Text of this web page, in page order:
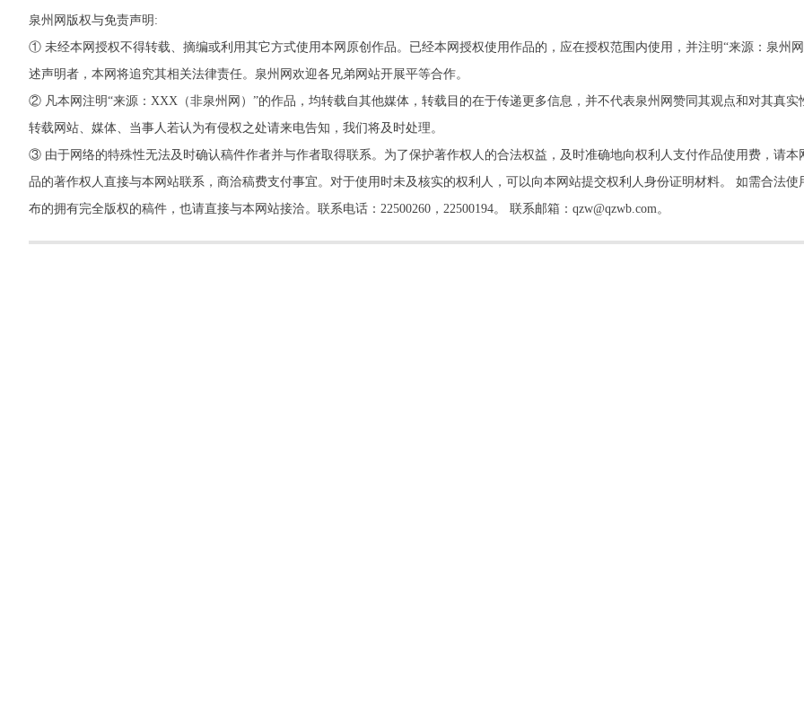
泉州网版权与免责声明:
① 未经本网授权不得转载、摘编或利用其它方式使用本网原创作品。已经本网授权使用作品的，应在授权范围内使用，并注明“来源：泉州
述声明者，本网将追究其相关法律责任。泉州网欢迎各兄弟网站开展平等合作。
② 凡本网注明“来源：XXX（非泉州网）”的作品，均转载自其他媒体，转载目的在于传递更多信息，并不代表泉州网赞同其观点和对其真实
转载网站、媒体、当事人若认为有侵权之处请来电告知，我们将及时处理。
③ 由于网络的特殊性无法及时确认稿件作者并与作者取得联系。为了保护著作权人的合法权益，及时准确地向权利人支付作品使用费，请本
品的著作权人直接与本网站联系，商洽稿费支付事宜。对于使用时未及核实的权利人，可以向本网站提交权利人身份证明材料。 如需合法使
布的拥有完全版权的稿件，也请直接与本网站接洽。联系电话：22500260，22500194。 联系邮箱：qzw@qzwb.com。